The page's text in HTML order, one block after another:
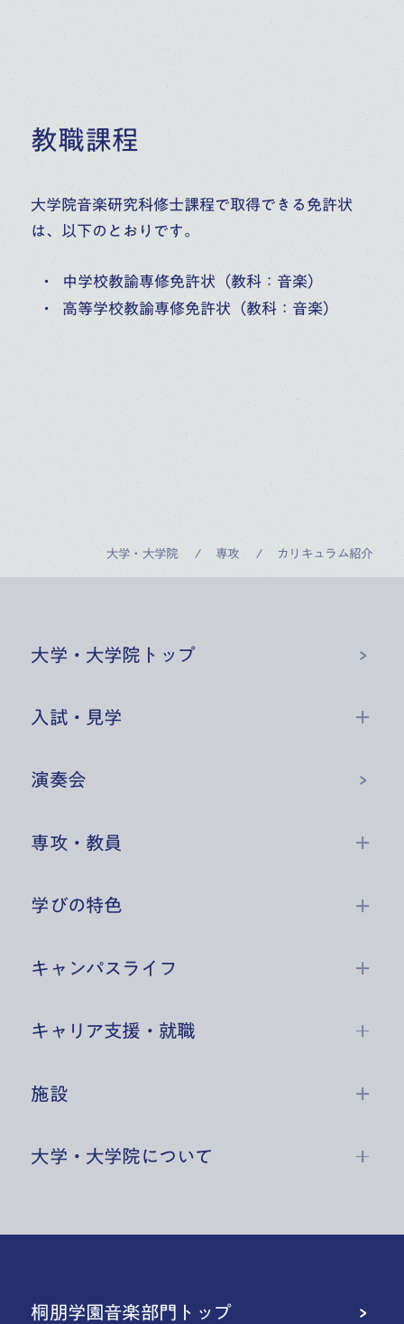
教職課程
大学院音楽研究科修士課程で取得できる免許状
は、以下のとおりです。
中学校教諭専修免許状（教科：音楽）
高等学校教諭専修免許状（教科：音楽）
大学・大学院 専攻 カリキュラム紹介
大学・大学院 トップ
入試・見学
演奏会
専攻・教員
学びの特色
キャンパスライフ
キャリア支援・就職
施設
大学・大学院について
桐朋学園音楽部門トップ